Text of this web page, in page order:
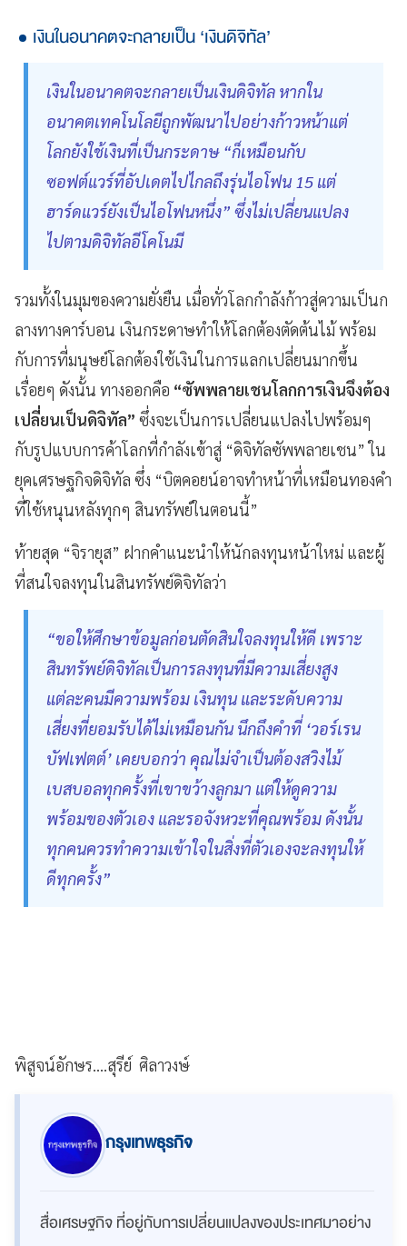
เงินในอนาคตจะกลายเป็น ‘เงินดิจิทัล’
เงินในอนาคตจะกลายเป็นเงินดิจิทัล หากใน
อนาคตเทคโนโลยีถูกพัฒนาไปอย่างก้าวหน้าแต่
โลกยังใช้เงินที่เป็นกระดาษ “ก็เหมือนกับ
ซอฟต์แวร์ที่อัปเดตไปไกลถึงรุ่นไอโฟน 15 แต่
ฮาร์ดแวร์ยังเป็นไอโฟนหนึ่ง” ซึ่งไม่เปลี่ยนแปลง
ไปตามดิจิทัลอีโคโนมี
รวมทั้งในมุมของความยั่งยืน เมื่อทั่วโลกกำลังก้าวสู่ความเป็นก
ลางทางคาร์บอน เงินกระดาษทำให้โลกต้องตัดต้นไม้ พร้อม
กับการที่มนุษย์โลกต้องใช้เงินในการแลกเปลี่ยนมากขึ้น
เรื่อยๆ ดังนั้น ทางออกคือ “ซัพพลายเชนโลกการเงินจึงต้อง
เปลี่ยนเป็นดิจิทัล” ซึ่งจะเป็นการเปลี่ยนแปลงไปพร้อมๆ
กับรูปแบบการค้าโลกที่กำลังเข้าสู่ “ดิจิทัลซัพพลายเชน” ใน
ยุคเศรษฐกิจดิจิทัล ซึ่ง “บิตคอยน์อาจทำหน้าที่เหมือนทองคำ
ที่ใช้หนุนหลังทุกๆ สินทรัพย์ในตอนนี้”
ท้ายสุด “จิรายุส” ฝากคำแนะนำให้นักลงทุนหน้าใหม่ และผู้
ที่สนใจลงทุนในสินทรัพย์ดิจิทัลว่า
“ขอให้ศึกษาข้อมูลก่อนตัดสินใจลงทุนให้ดี เพราะ
สินทรัพย์ดิจิทัลเป็นการลงทุนที่มีความเสี่ยงสูง
แต่ละคนมีความพร้อม เงินทุน และระดับความ
เสี่ยงที่ยอมรับได้ไม่เหมือนกัน นึกถึงคำที่ ‘วอร์เรน
บัฟเฟตต์’ เคยบอกว่า คุณไม่จำเป็นต้องสวิงไม้
เบสบอลทุกครั้งที่เขาขว้างลูกมา แต่ให้ดูความ
พร้อมของตัวเอง และรอจังหวะที่คุณพร้อม ดังนั้น
ทุกคนควรทำความเข้าใจในสิ่งที่ตัวเองจะลงทุนให้
ดีทุกครั้ง”
พิสูจน์อักษร....สุรีย์ ศิลาวงษ์
กรุงเทพธุรกิจ
สื่อเศรษฐกิจ ที่อยู่กับการเปลี่ยนแปลงของประเทศมาอย่าง